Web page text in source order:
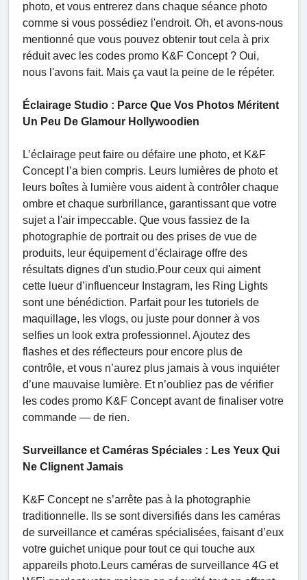
photo, et vous entrerez dans chaque séance photo
comme si vous possédiez l'endroit. Oh, et avons-nous
mentionné que vous pouvez obtenir tout cela à prix
réduit avec les codes promo K&F Concept ? Oui,
nous l'avons fait. Mais ça vaut la peine de le répéter.
Éclairage Studio : Parce Que Vos Photos Méritent
Un Peu De Glamour Hollywoodien
L’éclairage peut faire ou défaire une photo, et K&F
Concept l’a bien compris. Leurs lumières de photo et
leurs boîtes à lumière vous aident à contrôler chaque
ombre et chaque surbrillance, garantissant que votre
sujet a l'air impeccable. Que vous fassiez de la
photographie de portrait ou des prises de vue de
produits, leur équipement d’éclairage offre des
résultats dignes d'un studio.Pour ceux qui aiment
cette lueur d’influenceur Instagram, les Ring Lights
sont une bénédiction. Parfait pour les tutoriels de
maquillage, les vlogs, ou juste pour donner à vos
selfies un look extra professionnel. Ajoutez des
flashes et des réflecteurs pour encore plus de
contrôle, et vous n’aurez plus jamais à vous inquiéter
d’une mauvaise lumière. Et n’oubliez pas de vérifier
les codes promo K&F Concept avant de finaliser votre
commande — de rien.
Surveillance et Caméras Spéciales : Les Yeux Qui
Ne Clignent Jamais
K&F Concept ne s’arrête pas à la photographie
traditionnelle. Ils se sont diversifiés dans les caméras
de surveillance et caméras spécialisées, faisant d’eux
votre guichet unique pour tout ce qui touche aux
appareils photo.Leurs caméras de surveillance 4G et